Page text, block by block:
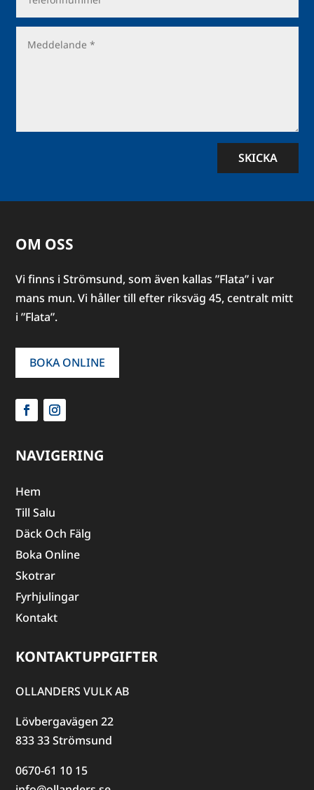
SKICKA
OM OSS
Vi finns i Strömsund, som även kallas ”Flata” i var
mans mun. Vi håller till efter riksväg 45, centralt mitt
i ”Flata”.
BOKA ONLINE
NAVIGERING
Hem
Till Salu
Däck Och Fälg
Boka Online
Skotrar
Fyrhjulingar
Kontakt
KONTAKTUPPGIFTER
OLLANDERS VULK AB
Lövbergavägen 22
833 33 Strömsund
0670-61 10 15